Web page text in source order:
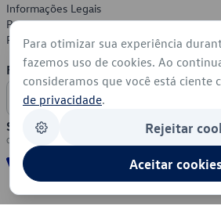
Informações Legais
Política de Privacidade
Política de Cookies
Formas de Pagamento
Segurança
Para otimizar sua experiência
fazemos uso de cookies. Ao
consideramos que você está ciente
de privacidade.
Rejeitar
Aceitar